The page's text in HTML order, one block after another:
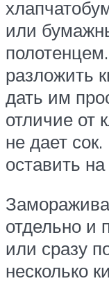
или
разложить
дать им
отличие от
не дает
оставить
отдельно и
или сразу
несколько